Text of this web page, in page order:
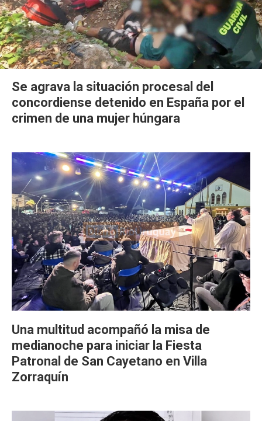
Se agrava la situación procesal del
concordiense detenido en España por el
crimen de una mujer húngara
Una multitud acompañó la misa de
medianoche para iniciar la Fiesta
Patronal de San Cayetano en Villa
Zorraquín